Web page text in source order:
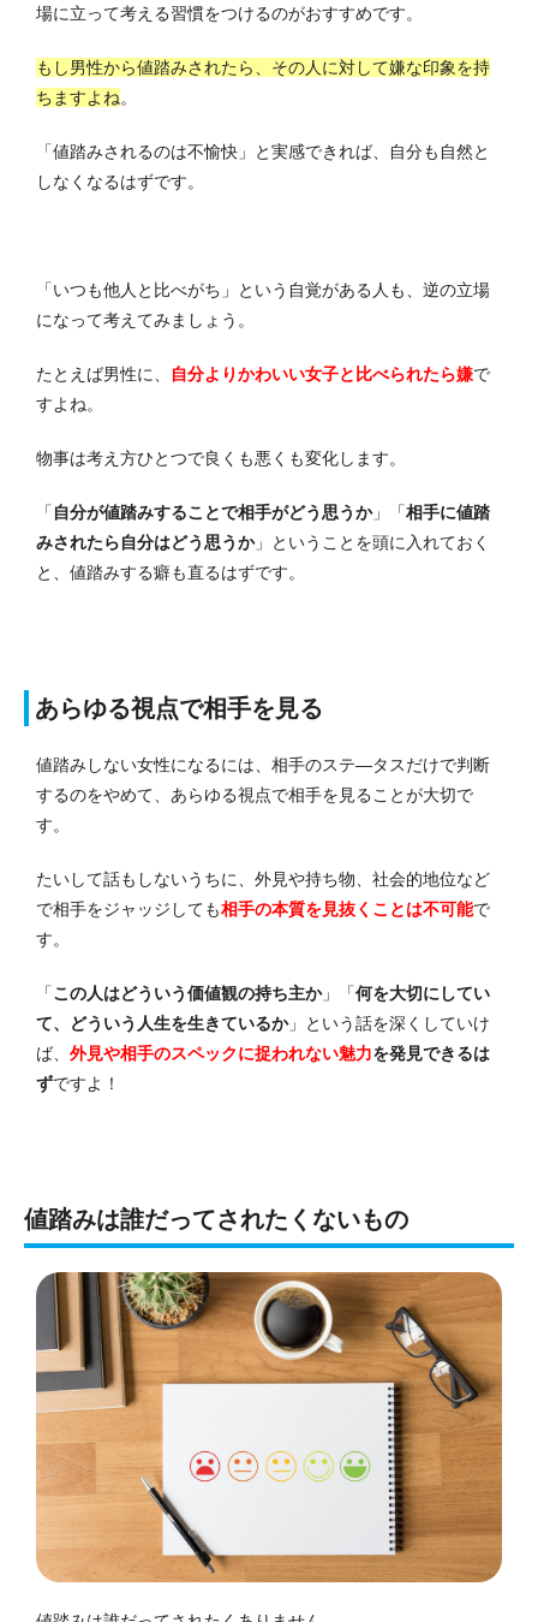
場に立って考える習慣をつけるのがおすすめです。
もし男性から値踏みされたら、その人に対して嫌な印象を持
ちますよね。
「値踏みされるのは不愉快」と実感できれば、自分も自然と
しなくなるはずです。
「いつも他人と比べがち」という自覚がある人も、逆の立場
になって考えてみましょう。
たとえば男性に、 自分よりかわいい女子と比べられたら嫌で
すよね。
物事は考え方ひとつで良くも悪くも変化します。
「 自分が値踏みすることで相手がどう思うか」「相手に値踏
みされたら自分はどう思うか」ということを頭に入れておく
と、値踏みする癖も直るはずです。
あらゆる視点で相手を見る
値踏みしない女性になるには、相手のステ―タスだけで判断
するのをやめて、あらゆる視点で相手を見ることが大切で
す。
たいして話もしないうちに、外見や持ち物、社会的地位など
で相手をジャッジしても相手の本質を見抜くことは不可能で
す。
「この人はどういう価値観の持ち主か」「何を大切にしてい
て、どういう人生を生きているか」という話を深くしていけ
ば、 外見や相手のスペックに捉われない魅力を発見できるは
ずですよ！
値踏みは誰だってされたくないもの